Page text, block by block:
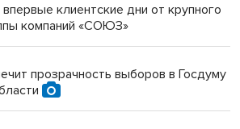
срок за избиение врачей
с женой вошли в топ-16
клиентские дни от крупного
компаний «СОЮЗ»
прозрачность выборов в Госдуму